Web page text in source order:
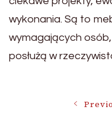
wykonania. Są to
wymagających
posłużą w